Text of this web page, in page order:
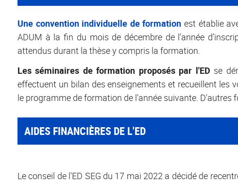
Une convention individuelle de formation est établie
ADUM à la fin du mois de décembre de l’année
attendus durant la thèse y compris la formation.
Les séminaires de formation proposés par l'ED se
effectuent un bilan des enseignements et recueillent
le programme de formation de l'année suivante. D'autres
AIDES FINANCIÈRES DE L'ED
Le conseil de l'ED SEG du 17 mai 2022 a décidé de